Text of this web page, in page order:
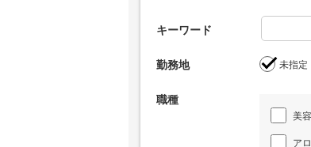
キーワード
勤務地 未指定
職種
美
ア